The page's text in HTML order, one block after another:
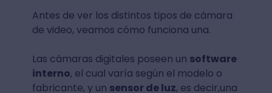
Antes de ver los distintos tipos de cámara
de video, veamos cómo funciona una.
Las cámaras digitales poseen un software
interno, el cual varía según el modelo o
fabricante, y un sensor de luz, es decir,una